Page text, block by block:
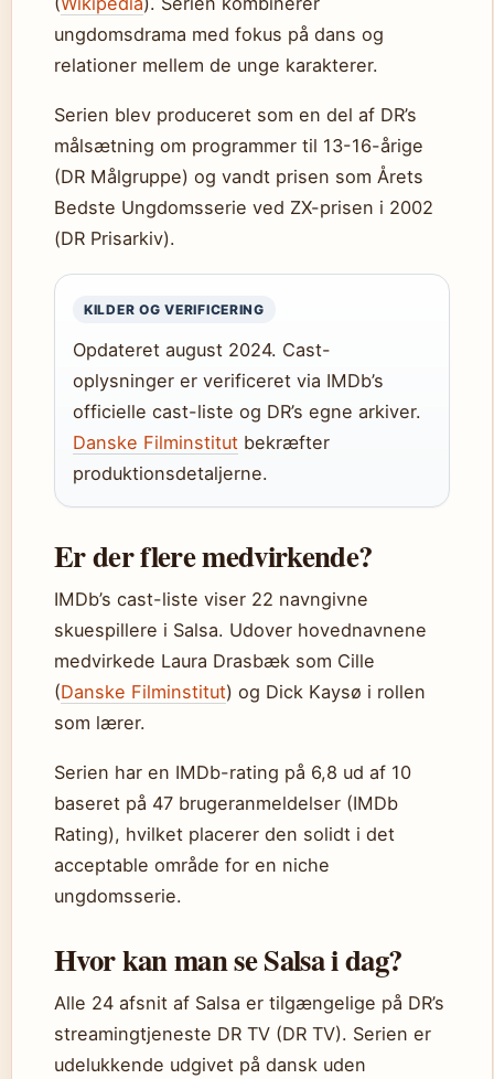
ungdomsdrama med fokus på dans og
relationer mellem de unge karakterer.
Serien blev produceret som en del af DR’s
målsætning om programmer til 13-16-årige
(DR Målgruppe) og vandt prisen som Årets
Bedste Ungdomsserie ved ZX-prisen i 2002
(DR Prisarkiv).
KILDER OG VERIFICERING
Opdateret august 2024. Cast-
oplysninger er verificeret via IMDb’s
officielle cast-liste og DR’s egne arkiver.
Danske Filminstitut bekræfter
produktionsdetaljerne.
Er der flere medvirkende?
IMDb’s cast-liste viser 22 navngivne
skuespillere i Salsa. Udover hovednavnene
medvirkede Laura Drasbæk som Cille
(Danske Filminstitut) og Dick Kaysø i rollen
som lærer.
Serien har en IMDb-rating på 6,8 ud af 10
baseret på 47 brugeranmeldelser (IMDb
Rating), hvilket placerer den solidt i det
acceptable område for en niche
ungdomsserie.
Hvor kan man se Salsa i dag?
Alle 24 afsnit af Salsa er tilgængelige på DR’s
streamingtjeneste DR TV (DR TV). Serien er
udelukkende udgivet på dansk uden